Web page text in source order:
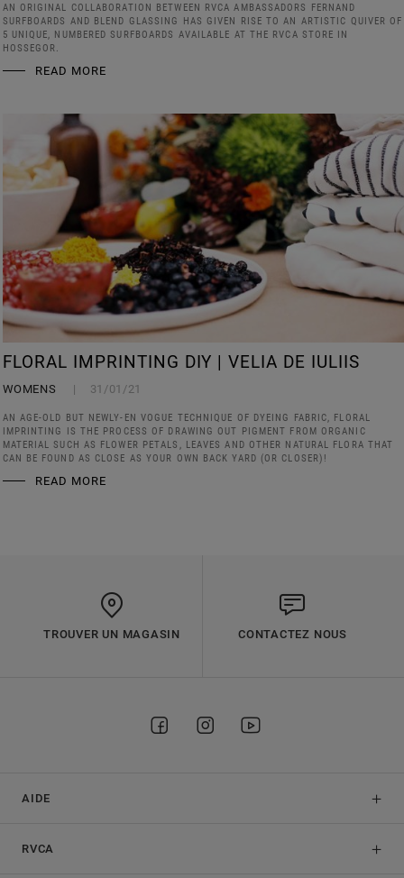
AN ORIGINAL COLLABORATION BETWEEN RVCA AMBASSADORS FERNAND
SURFBOARDS AND BLEND GLASSING HAS GIVEN RISE TO AN ARTISTIC QUIVER OF
5 UNIQUE, NUMBERED SURFBOARDS AVAILABLE AT THE RVCA STORE IN
HOSSEGOR.
READ MORE
FLORAL IMPRINTING DIY | VELIA DE IULIIS
WOMENS 31/01/21
AN AGE-OLD BUT NEWLY-EN VOGUE TECHNIQUE OF DYEING FABRIC, FLORAL
IMPRINTING IS THE PROCESS OF DRAWING OUT PIGMENT FROM ORGANIC
MATERIAL SUCH AS FLOWER PETALS, LEAVES AND OTHER NATURAL FLORA THAT
CAN BE FOUND AS CLOSE AS YOUR OWN BACK YARD (OR CLOSER)!
READ MORE
TROUVER UN MAGASIN CONTACTEZ NOUS
AIDE
RVCA